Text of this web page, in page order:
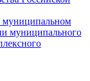
муниципальном
муниципального